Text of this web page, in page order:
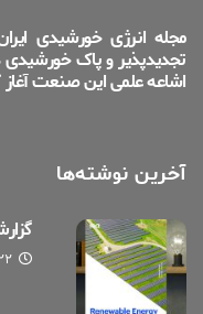
مجله انرژی خورشیدی
تجدیدپذیر و پاک خورشیدی
اشاعه علمی این صنعت آغاز
آخرین نوشته‌ها